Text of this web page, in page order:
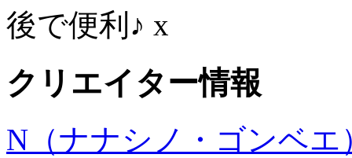
後で便利♪ x
クリエイター情報
N（ナナシノ・ゴンベエ